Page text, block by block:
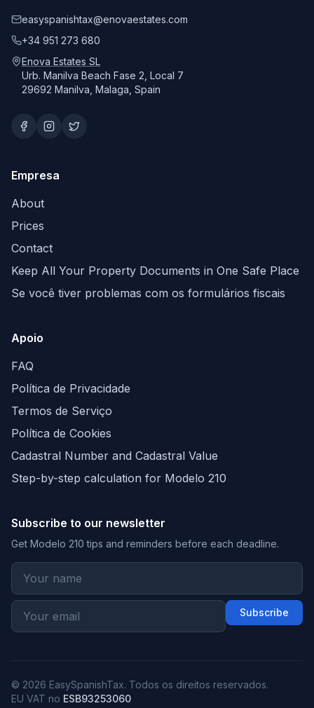
easyspanishtax@enovaestates.com
+34 951 273 680
Enova Estates SL
Urb. Manilva Beach Fase 2, Local 7
29692 Manilva, Malaga, Spain
Empresa
About
Prices
Contact
Keep All Your Property Documents in One Safe Place
Se você tiver problemas com os formulários fiscais
Apoio
FAQ
Política de Privacidade
Termos de Serviço
Política de Cookies
Cadastral Number and Cadastral Value
Step-by-step calculation for Modelo 210
Subscribe to our newsletter
Get Modelo 210 tips and reminders before each deadline.
Subscribe
© 2026 EasySpanishTax. Todos os direitos reservados.
EU VAT no ESB93253060